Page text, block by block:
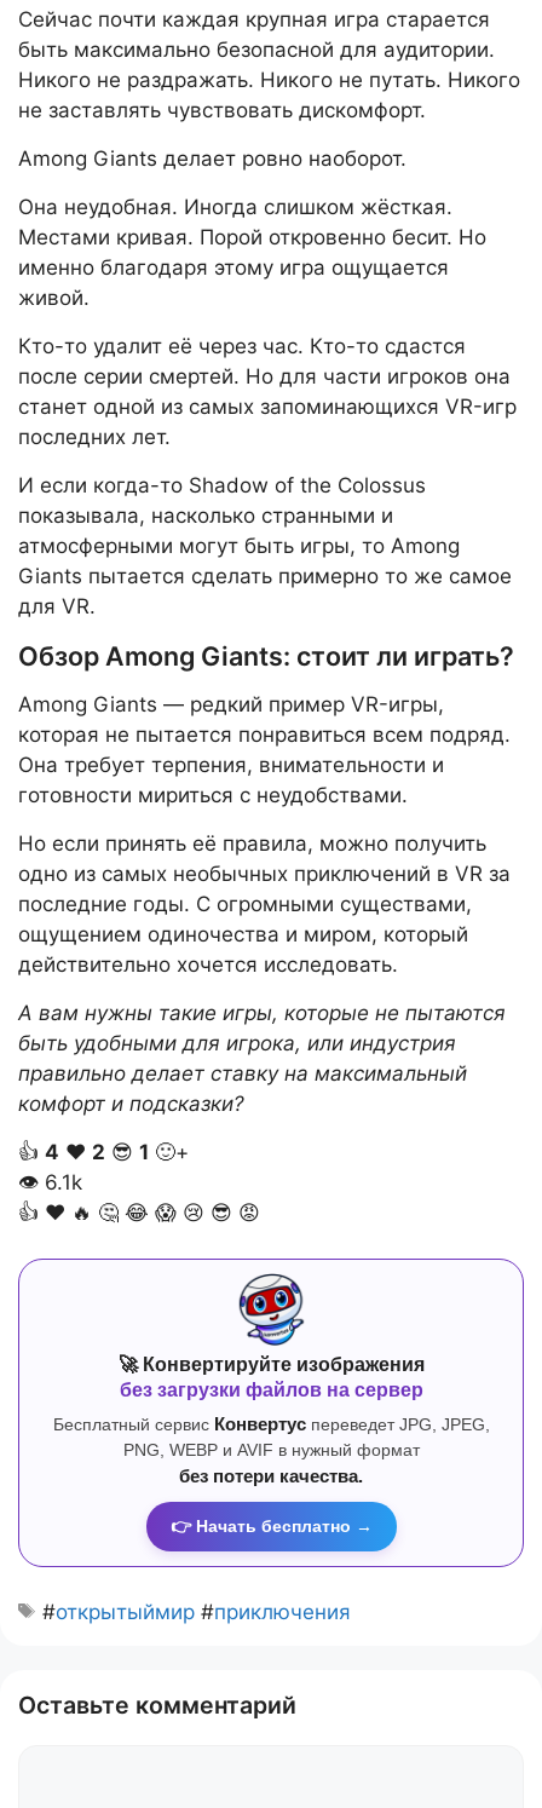
Сейчас почти каждая крупная игра старается
быть максимально безопасной для аудитории.
Никого не раздражать. Никого не путать. Никого
не заставлять чувствовать дискомфорт.
Among Giants делает ровно наоборот.
Она неудобная. Иногда слишком жёсткая.
Местами кривая. Порой откровенно бесит. Но
именно благодаря этому игра ощущается
живой.
Кто-то удалит её через час. Кто-то сдастся
после серии смертей. Но для части игроков она
станет одной из самых запоминающихся VR-игр
последних лет.
И если когда-то Shadow of the Colossus
показывала, насколько странными и
атмосферными могут быть игры, то Among
Giants пытается сделать примерно то же самое
для VR.
Обзор Among Giants: стоит ли играть?
Among Giants — редкий пример VR-игры,
которая не пытается понравиться всем подряд.
Она требует терпения, внимательности и
готовности мириться с неудобствами.
Но если принять её правила, можно получить
одно из самых необычных приключений в VR за
последние годы. С огромными существами,
ощущением одиночества и миром, который
действительно хочется исследовать.
А вам нужны такие игры, которые не пытаются
быть удобными для игрока, или индустрия
правильно делает ставку на максимальный
комфорт и подсказки?
👍 4 ❤️ 2 😎 1 🙂+
👁 6.1k
👍 ❤️ 🔥 🤔 😂 😱 😢 😎 😡
🚀 Конвертируйте изображения
без загрузки файлов на сервер
Бесплатный сервис Конвертуспереведет JPG, JPEG,
PNG, WEBP и AVIF в нужный формат
без потери качества.
👉 Начать бесплатно →
#открытыймир #приключения
Оставьте комментарий